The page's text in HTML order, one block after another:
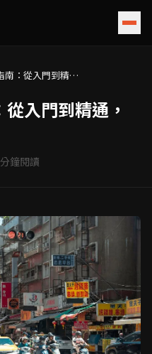
南：從入門到精
入門到精通，
分鐘閱讀